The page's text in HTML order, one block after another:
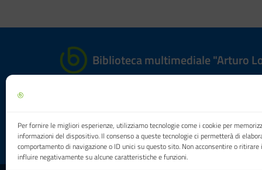
Per fornire le migliori esperienze, utilizziamo tecnologie come i cookie per
informazioni del dispositivo. Il consenso a queste tecnologie ci permetterà di
comportamento di navigazione o ID unici su questo sito. Non acconsentire o ritirare
influire negativamente su alcune caratteristiche e funzioni.
Biblioteca multimediale "Arturo